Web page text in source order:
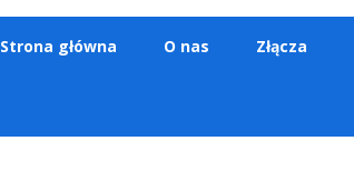
Strona główna O nas Złącza